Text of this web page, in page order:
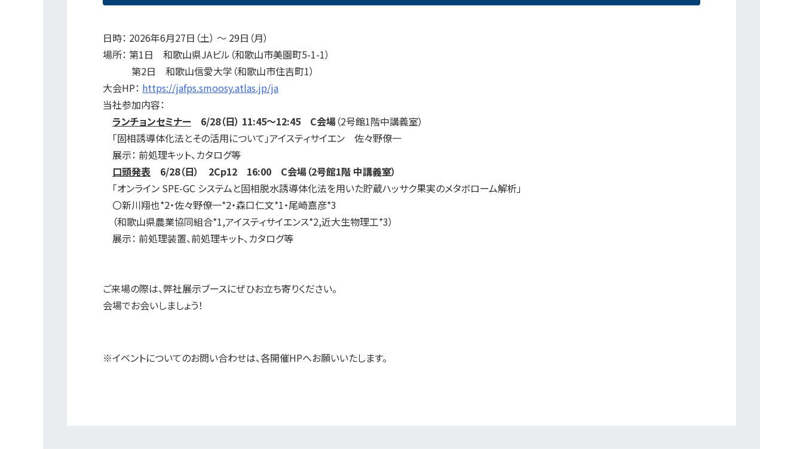
日時： 2026年6月27日（土） ～ 29日（月）
場所： 第1日 和歌山県JAビル（和歌山市美園町5-1-1）
第2日 和歌山信愛大学（和歌山市住吉町1）
大会HP： https://jafps.smoosy.atlas.jp/ja
当社参加内容：
ランチョンセミナー 6/28（日） 11:45～12:45 C会場（2号館1階中講義室）
「固相誘導体化法とその活用について」アイスティサイエン 佐々野僚一
展示： 前処理キット、カタログ等
口頭発表 6/28（日） 2Cp12 16:00 C会場（2号館1階 中講義室）
「オンライン SPE-GC システムと固相脱水誘導体化法を用いた貯蔵ハッサク果実のメタボローム解析」
〇新川翔也*2・佐々野僚一*2・森口仁文*1・尾崎嘉彦*3
（和歌山県農業協同組合*1,アイスティサイエンス*2,近大生物理工*3）
展示： 前処理装置、前処理キット、カタログ等
ご来場の際は、弊社展示ブースにぜひお立ち寄りください。
会場でお会いしましょう！
※イベントについてのお問い合わせは、各開催HPへお願いいたします。